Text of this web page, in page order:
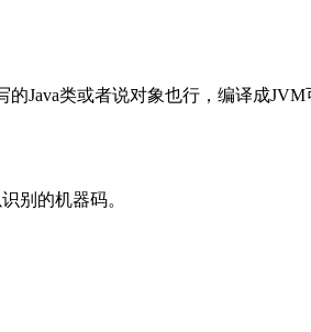
Java类或者说对象也行，编译成
别的机器码。